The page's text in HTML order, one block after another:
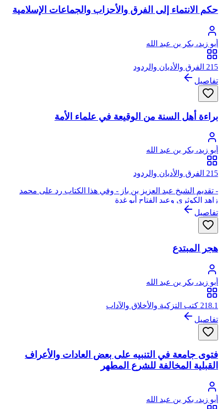
حكم الانتماء إلى الفرق والأحزاب والجماعات الإسلامية
أبو زيد، بكر بن عبد الله
215 الفرق والأديان والردود
تفاصيل
براءة أهل السنة من الوقيعة في علماء الأمة
أبو زيد، بكر بن عبد الله
215 الفرق والأديان والردود
- تقديم الشيخ عبد العزيز بن باز - وفي هذا الكتاب رد على محمد
زاهد الكوثري وعبد الفتاح أبو غدة
تفاصيل
هجر المبتدع
أبو زيد، بكر بن عبد الله
218.1 كتب التزكية والأخلاق والآداب
تفاصيل
فتوى جامعة في التنبيه على بعض العادات والأعراف
القبلية المخالفة للشرع المطهر
أبو زيد، بكر بن عبد الله